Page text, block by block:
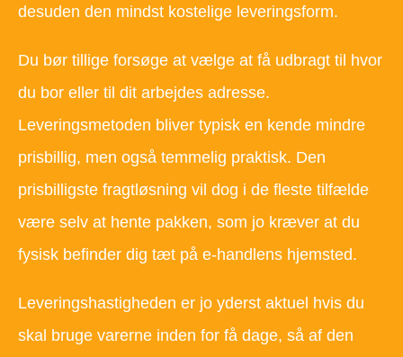
desuden den mindst kostelige leveringsform.
Du bør tillige forsøge at vælge at få udbragt til hvor
du bor eller til dit arbejdes adresse.
Leveringsmetoden bliver typisk en kende mindre
prisbillig, men også temmelig praktisk. Den
prisbilligste fragtløsning vil dog i de fleste tilfælde
være selv at hente pakken, som jo kræver at du
fysisk befinder dig tæt på e-handlens hjemsted.
Leveringshastigheden er jo yderst aktuel hvis du
skal bruge varerne inden for få dage, så af den